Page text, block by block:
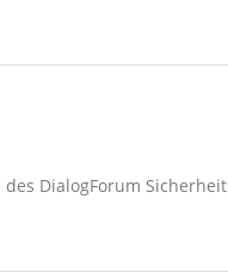
DialogForum